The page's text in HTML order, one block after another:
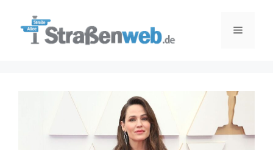
Menü